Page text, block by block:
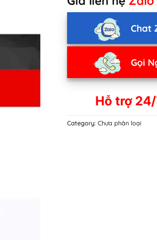
Chat
Gọi
Hỗ trợ
Category: Chưa phân loại